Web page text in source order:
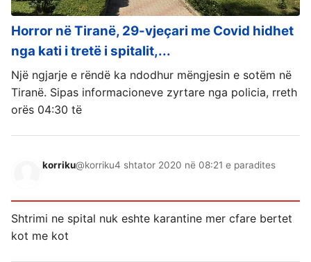
Horror në Tiranë, 29-vjeçari me Covid hidhet
nga kati i tretë i spitalit,...
Një ngjarje e rëndë ka ndodhur mëngjesin e sotëm në
Tiranë. Sipas informacioneve zyrtare nga policia, rreth
orës 04:30 të
korriku@korriku4 shtator 2020 në 08:21 e paradites
Shtrimi ne spital nuk eshte karantine mer cfare bertet
kot me kot